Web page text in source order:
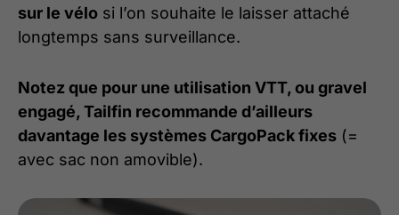
sur le vélo si l’on souhaite le laisser attaché
longtemps sans surveillance.
Notez que pour une utilisation VTT, ou gravel
engagé, Tailfin recommande d’ailleurs
davantage les systèmes CargoPack fixes (=
avec sac non amovible).